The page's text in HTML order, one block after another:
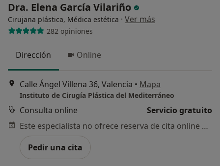
Dra. Elena García Vilariño
Cirujana plástica, Médica estética · Ver más
282 opiniones
Dirección Online
Calle Ángel Villena 36, Valencia • Mapa
Instituto de Cirugía Plástica del Mediterráneo
Consulta online
Servicio gratuito
Este especialista no ofrece reserva de cita online en esta dirección.
Pedir una cita